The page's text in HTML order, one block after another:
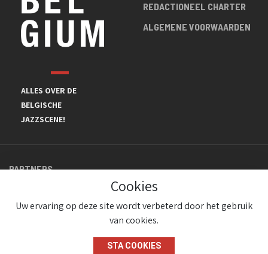
ALLES OVER DE
BELGISCHE
JAZZSCENE!
REDACTIONEEL CHARTER
ALGEMENE VOORWAARDEN
PARTNERS
Cookies
Uw ervaring op deze site wordt verbeterd door het gebruik
van cookies.
STA COOKIES